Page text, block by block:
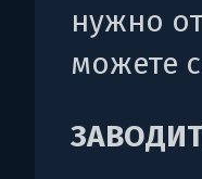
нужно
можете